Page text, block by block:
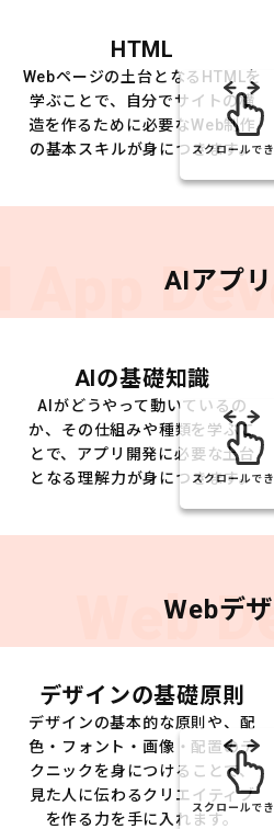
HTML
Webページの土台となるHTMLを
学ぶことで、自分でサイトの構
造を作るために必要なWeb制作
の基本スキルが身につきます。
スクロールで
App AIアプ
AIの基礎知識
AIがどうやって動いているの
か、その仕組みや種類を学ぶこ
とで、アプリ開発に必要な土台
となる理解力が身につきます。
スクロールで
Web
Webデ
デザインの基礎原則
デザインの基本的な原則や、配
色・フォント・画像・配置のテ
クニックを身につけることで、
見た人に伝わるクリエイティブ
を作る力を手に入れます。
スクロールで